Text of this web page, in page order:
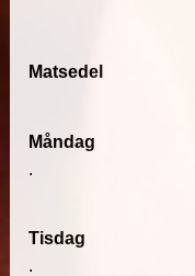
Matsedel
Måndag
.
Tisdag
.